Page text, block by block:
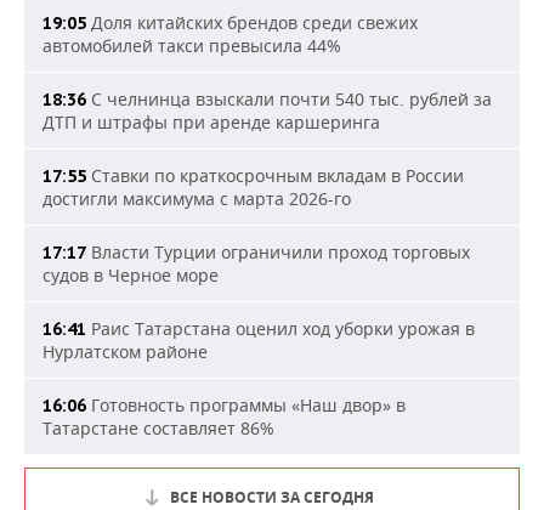
19:05 Доля китайских брендов среди свежих
автомобилей такси превысила 44%
18:36 С челнинца взыскали почти 540 тыс. рублей за
ДТП и штрафы при аренде каршеринга
17:55 Ставки по краткосрочным вкладам в России
достигли максимума с марта 2026-го
17:17 Власти Турции ограничили проход торговых
судов в Черное море
16:41 Раис Татарстана оценил ход уборки урожая в
Нурлатском районе
16:06 Готовность программы «Наш двор» в
Татарстане составляет 86%
ВСЕ НОВОСТИ ЗА СЕГОДНЯ